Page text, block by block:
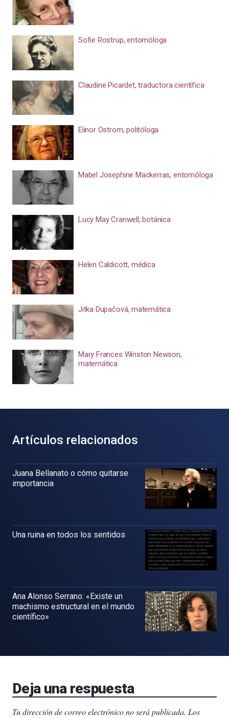
Sofie Rostrup, entomóloga
Claudine Picardet, traductora científica
Elinor Ostrom, politóloga
Mabel Josephine Mackerras, entomóloga
Lucy May Cranwell, botánica
Helen Caldicott, médica
Jitka Dupačová, matemática
Mary Frances Winston Newson,
matemática
Artículos relacionados
Juana Bellanato o cómo quitarse
importancia
Una ruina en todos los sentidos
Ana Alonso Serrano: «Existe un
machismo estructural en el mundo
científico»
Deja una respuesta
Tu dirección de correo electrónico no será publicada. Los